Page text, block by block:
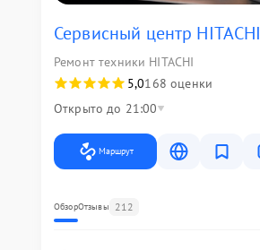
Сервисный центр HITACHI
Ремонт техники HITACHI
5,0168 оценки
Открыто до 21:00
Маршрут
ОбзорОтзывы 212